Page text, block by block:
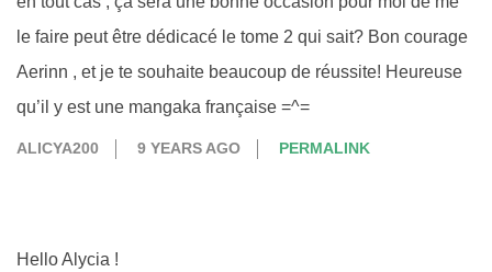
le faire peut être dédicacé le tome 2 qui sait? Bon courage
Aerinn , et je te souhaite beaucoup de réussite! Heureuse
qu’il y est une mangaka française =^=
ALICYA200 9 YEARS AGO PERMALINK
Hello Alycia !